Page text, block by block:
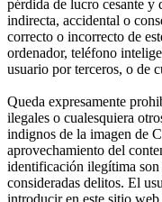
pérdida de lucro cesante y
indirecta, accidental o
correcto o incorrecto de
ordenador, teléfono
usuario por terceros, o de
Queda expresamente
ilegales o cualesquiera
indignos de la imagen de
aprovechamiento del
identificación ilegítima
consideradas delitos. El